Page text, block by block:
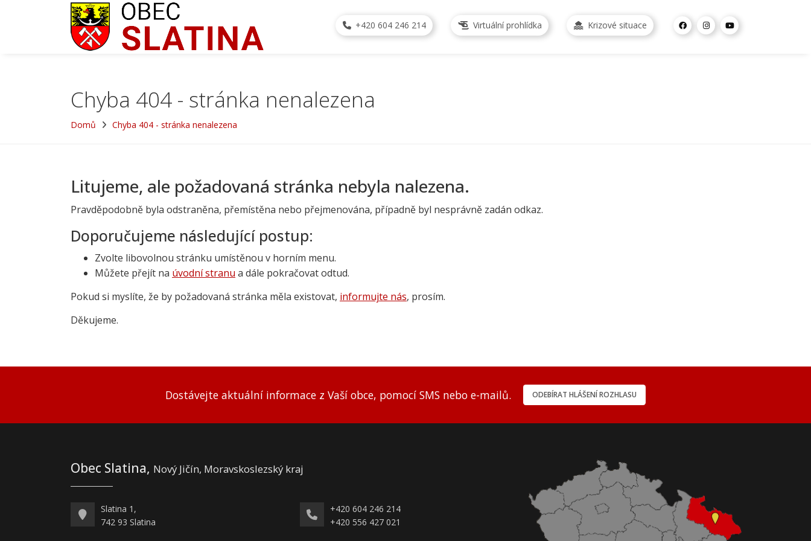
+420 604 246 214 Virtuální prohlídka Krizové situace
Chyba 404 - stránka nenalezena
Domů Chyba 404 - stránka nenalezena
Litujeme, ale požadovaná stránka nebyla nalezena.
Pravděpodobně byla odstraněna, přemístěna nebo přejmenována, případně byl nesprávně zadán odkaz.
Doporučujeme následující postup:
Zvolte libovolnou stránku umístěnou v horním menu.
Můžete přejít na úvodní stranu a dále pokračovat odtud.
Pokud si myslíte, že by požadovaná stránka měla existovat, informujte nás, prosím.
Děkujeme.
Dostávejte aktuální informace z Vaší obce, pomocí SMS nebo e-mailů. ODEBÍRAT HLÁŠENÍ ROZHLASU
Obec Slatina, Nový Jičín, Moravskoslezský kraj
Slatina 1,
742 93 Slatina
+420 604 246 214
+420 556 427 021